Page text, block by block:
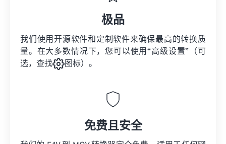
极品
我们使用开源软件和定制软件来确保最高的转换质
量。在大多数情况下，您可以使用“高级设置”（可
选，查找
图标）。
免费且安全